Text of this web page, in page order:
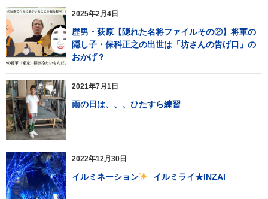
2025年2月4日
歴男・荻原【隠れた名将ファイルその②】将軍の
隠し子・保科正之の出世は「坊さんの告げ口」の
おかげ？
2021年7月1日
雨の日は、、、ひたすら練習
2022年12月30日
イルミネーション イルミライ★INZAI